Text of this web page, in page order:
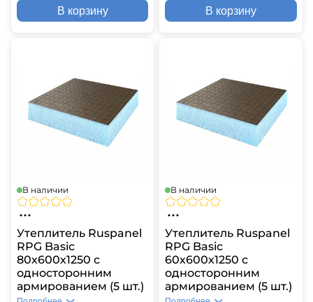
В корзину В корзину
В наличии
Утеплитель Ruspanel
RPG Basic
80х600х1250 с
односторонним
армированием (5 шт.)
В наличии
Утеплитель Ruspanel
RPG Basic
60х600х1250 с
односторонним
армированием (5 шт.)